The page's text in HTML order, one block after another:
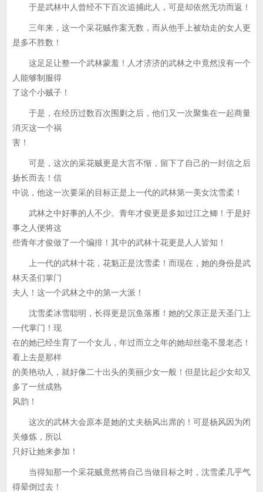
于是武林中人曾经不下百次追捕此人，可是却依然无功而返！
三年来，这一个采花贼作案无数，而从他手上被劫走的女人更
是多不胜数！
这足足让整一个武林蒙羞！人才济济的武林之中竟然没有一个
人能够制服得
了这个小贼子！
于是，在经历过数百次围剿之后，他们又一次聚集在一起商量
消灭这一个祸
害！
可是，这次的采花贼更是大言不惭，留下了自己的一封信之后
扬长而去！信
中说，他这一次要采的目标正是上一代的武林第一美女沈雪柔！
武林之中好事的人不少。青年才俊更是多如过江之鲫！于是好
事之人便将这
些青年才俊做了一个编排！其中的武林十花更是人人皆知！
上一代的武林十花，花魁正是沈雪柔！而现在，她的身份是武
林天圣们掌门
夫人！这一个武林之中的第一大派！
沈雪柔冰雪聪明，长得更是沉鱼落雁！她的父亲正是天圣门上
一代掌门！现
在的她已经生育了一个女儿，年过而立之年的她却丝毫不显老态！
看上去是那样
的美艳动人，就好像二十出头的美丽少女一般！但是比起少女却又
多了一丝成熟
风韵！
这次的武林大会原本是她的丈夫杨风出席的！可是杨风因为闭
关修炼，所以
只好让她来参加！
当得知那一个采花贼竟然将自己当做目标之时，沈雪柔几乎气
得晕倒过去！